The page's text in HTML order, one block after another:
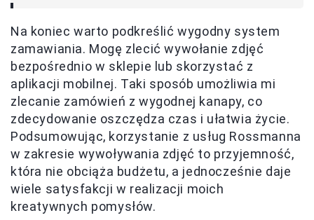
Na koniec warto podkreślić wygodny system
zamawiania. Mogę zlecić wywołanie zdjęć
bezpośrednio w sklepie lub skorzystać z
aplikacji mobilnej. Taki sposób umożliwia mi
zlecanie zamówień z wygodnej kanapy, co
zdecydowanie oszczędza czas i ułatwia życie.
Podsumowując, korzystanie z usług Rossmanna
w zakresie wywoływania zdjęć to przyjemność,
która nie obciąża budżetu, a jednocześnie daje
wiele satysfakcji w realizacji moich
kreatywnych pomysłów.